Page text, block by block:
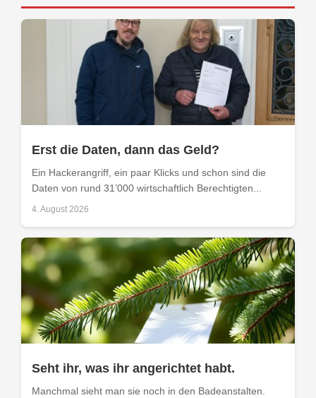
Erst die Daten, dann das Geld?
Ein Hackerangriff, ein paar Klicks und schon sind die
Daten von rund 31’000 wirtschaftlich Berechtigten...
4. August 2026
Seht ihr, was ihr angerichtet habt.
Manchmal sieht man sie noch in den Badeanstalten.